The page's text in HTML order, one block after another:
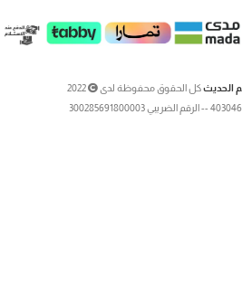
كل الحقوق محفوظة لدى
2022